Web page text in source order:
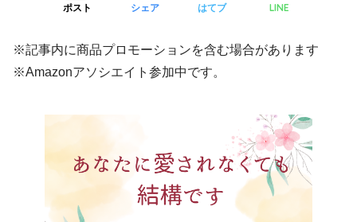
ポスト シェア はてブ LINE
※記事内に商品プロモーションを含む場合があります
※Amazonアソシエイト参加中です。